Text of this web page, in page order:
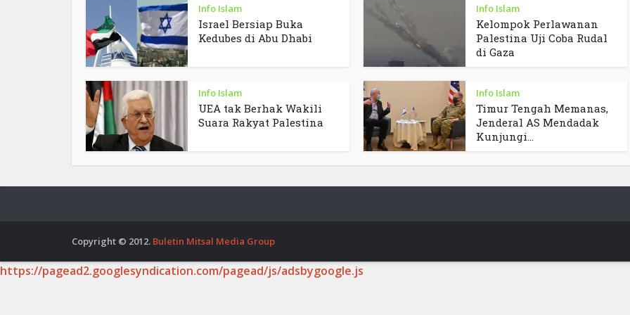
Info Islam
Israel Bersiap Buka
Kedubes di Abu Dhabi
Info Islam
Kelompok Perlawanan
Palestina Uji Coba Rudal
di Gaza
Info Islam
UEA tak Berhak Wakili
Suara Rakyat Palestina
Info Islam
Timur Tengah Memanas,
Jenderal AS Mendadak
Kunjungi...
Copyright © 2012. Buletin Mitsal Media Group
https://pagead2.googlesyndication.com/pagead/js/adsbygoogle.js